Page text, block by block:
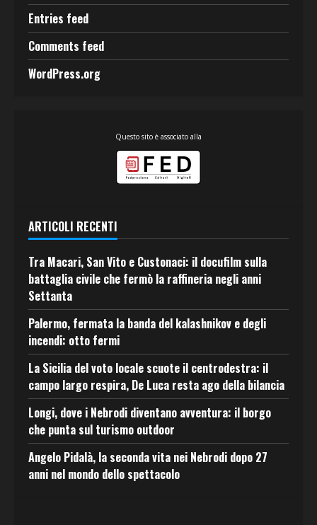
Entries feed
Comments feed
WordPress.org
Questo sito è associato alla
ARTICOLI RECENTI
Tra Macari, San Vito e Custonaci: il docufilm sulla
battaglia civile che fermò la raffineria negli anni
Settanta
Palermo, fermata la banda del kalashnikov e degli
incendi: otto fermi
La Sicilia del voto locale scuote il centrodestra: il
campo largo respira, De Luca resta ago della bilancia
Longi, dove i Nebrodi diventano avventura: il borgo
che punta sul turismo outdoor
Angelo Pidalà, la seconda vita nei Nebrodi dopo 27
anni nel mondo dello spettacolo